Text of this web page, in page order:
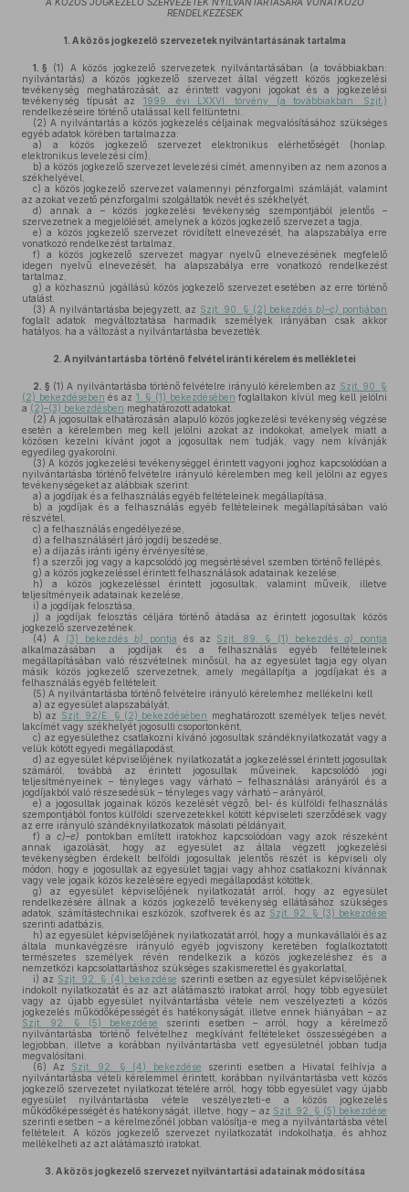
RENDELKEZÉSEK
1. A közös jogkezelő szervezetek nyilvántartásának tartalma
1. § (1)
A közös jogkezelő szervezetek nyilvántartásában (a továbbiakban:
nyilvántartás) a közös jogkezelő szervezet által végzett közös jogkezelési
tevékenység meghatározását, az érintett vagyoni jogokat és a jogkezelési
tevékenység típusát az 1999. évi LXXVI. törvény (a továbbiakban: Szjt.)
rendelkezéseire történő utalással kell feltüntetni.
(2) A nyilvántartás a közös jogkezelés céljainak megvalósításához szükséges
egyéb adatok körében tartalmazza:
a) a közös jogkezelő szervezet elektronikus elérhetőségét (honlap,
elektronikus levelezési cím),
b) a közös jogkezelő szervezet levelezési címét, amennyiben az nem azonos a
székhelyével,
c) a közös jogkezelő szervezet valamennyi pénzforgalmi számláját, valamint
az azokat vezető pénzforgalmi szolgáltatók nevét és székhelyét,
d) annak a – közös jogkezelési tevékenység szempontjából jelentős –
szervezetnek a megjelölését, amelynek a közös jogkezelő szervezet a tagja,
e) a közös jogkezelő szervezet rövidített elnevezését, ha alapszabálya erre
vonatkozó rendelkezést tartalmaz,
f) a közös jogkezelő szervezet magyar nyelvű elnevezésének megfelelő
idegen nyelvű elnevezését, ha alapszabálya erre vonatkozó rendelkezést
tartalmaz,
g) a közhasznú jogállású közös jogkezelő szervezet esetében az erre történő
utalást.
(3) A nyilvántartásba bejegyzett, az Szjt. 90. § (2) bekezdésb)–c) pontjában
foglalt adatok megváltoztatása harmadik személyek irányában csak akkor
hatályos, ha a változást a nyilvántartásba bevezették.
2. A nyilvántartásba történő felvétel iránti kérelem és mellékletei
2. § (1) A nyilvántartásba történő felvételre irányuló kérelemben az Szjt. 90. §
(2) bekezdésében és az 1. § (1) bekezdésében foglaltakon kívül meg kell jelölni
a (2)–(3) bekezdésben meghatározott adatokat.
(2) A jogosultak elhatározásán alapuló közös jogkezelési tevékenység végzése
esetén a kérelemben meg kell jelölni azokat az indokokat, amelyek miatt a
közösen kezelni kívánt jogot a jogosultak nem tudják, vagy nem kívánják
egyedileg gyakorolni.
(3) A közös jogkezelési tevékenységgel érintett vagyoni joghoz kapcsolódóan a
nyilvántartásba történő felvételre irányuló kérelemben meg kell jelölni az egyes
tevékenységeket az alábbiak szerint:
a) a jogdíjak és a felhasználás egyéb feltételeinek megállapítása,
b) a jogdíjak és a felhasználás egyéb feltételeinek megállapításában való
részvétel,
c) a felhasználás engedélyezése,
d) a felhasználásért járó jogdíj beszedése,
e) a díjazás iránti igény érvényesítése,
f) a szerzői jog vagy a kapcsolódó jog megsértésével szemben történő fellépés,
g) a közös jogkezeléssel érintett felhasználások adatainak kezelése,
h) a közös jogkezeléssel érintett jogosultak, valamint műveik, illetve
teljesítményeik adatainak kezelése,
i) a jogdíjak felosztása,
j) a jogdíjak felosztás céljára történő átadása az érintett jogosultak közös
jogkezelő szervezetének.
(4) A (3) bekezdés b) pontja és az Szjt. 89. § (1) bekezdésa) pontja
alkalmazásában a jogdíjak és a felhasználás egyéb feltételeinek
megállapításában való részvételnek minősül, ha az egyesület tagja egy olyan
másik közös jogkezelő szervezetnek, amely megállapítja a jogdíjakat és a
felhasználás egyéb feltételeit.
(5) A nyilvántartásba történő felvételre irányuló kérelemhez mellékelni kell
a) az egyesület alapszabályát,
b) az Szjt. 92/E. § (2) bekezdésében meghatározott személyek teljes nevét,
lakcímét vagy székhelyét jogosulti csoportonként,
c) az egyesülethez csatlakozni kívánó jogosultak szándéknyilatkozatát vagy a
velük kötött egyedi megállapodást,
d) az egyesület képviselőjének nyilatkozatát a jogkezeléssel érintett jogosultak
számáról, továbbá az érintett jogosultak műveinek, kapcsolódó jogi
teljesítményeinek – tényleges vagy várható – felhasználási arányáról és a
jogdíjakból való részesedésük – tényleges vagy várható – arányáról,
e) a jogosultak jogainak közös kezelését végző, bel- és külföldi felhasználás
szempontjából fontos külföldi szervezetekkel kötött képviseleti szerződések vagy
az erre irányuló szándéknyilatkozatok másolati példányait,
f) ac)–e)
pontokban említett iratokhoz kapcsolódóan vagy azok részeként
annak igazolását, hogy az egyesület az általa végzett jogkezelési
tevékenységben érdekelt belföldi jogosultak jelentős részét is képviseli oly
módon, hogy e jogosultak az egyesület tagjai vagy ahhoz csatlakozni kívánnak
vagy vele jogaik közös kezelésére egyedi megállapodást kötöttek,
g) az egyesület képviselőjének nyilatkozatát arról, hogy az egyesület
rendelkezésére állnak a közös jogkezelő tevékenység ellátásához szükséges
adatok, számítástechnikai eszközök, szoftverek és az Szjt. 92. § (3) bekezdése
szerinti adatbázis,
h) az egyesület képviselőjének nyilatkozatát arról, hogy a munkavállalói és az
általa munkavégzésre irányuló egyéb jogviszony keretében foglalkoztatott
természetes személyek révén rendelkezik a közös jogkezeléshez és a
nemzetközi kapcsolattartáshoz szükséges szakismerettel és gyakorlattal,
i) az Szjt. 92. § (4) bekezdése szerinti esetben az egyesület képviselőjének
indokolt nyilatkozatát és az azt alátámasztó iratokat arról, hogy több egyesület
vagy az újabb egyesület nyilvántartásba vétele nem veszélyezteti a közös
jogkezelés működőképességét és hatékonyságát, illetve ennek hiányában – az
Szjt. 92. § (5) bekezdése
szerinti esetben – arról, hogy a kérelmező
nyilvántartásba történő felvételhez megkívánt feltételeket összességében a
legjobban, illetve a korábban nyilvántartásba vett egyesületnél jobban tudja
megvalósítani.
(6) Az Szjt. 92. § (4) bekezdése szerinti esetben a Hivatal felhívja a
nyilvántartásba vételi kérelemmel érintett, korábban nyilvántartásba vett közös
jogkezelő szervezetet nyilatkozat tételére arról, hogy több egyesület vagy újabb
egyesület nyilvántartásba vétele veszélyezteti-e a közös jogkezelés
működőképességét és hatékonyságát, illetve, hogy – az Szjt. 92. § (5) bekezdése
szerinti esetben – a kérelmezőnél jobban valósítja-e meg a nyilvántartásba vétel
feltételeit. A közös jogkezelő szervezet nyilatkozatát indokolhatja, és ahhoz
mellékelheti az azt alátámasztó iratokat.
3. A közös jogkezelő szervezet nyilvántartási adatainak módosítása